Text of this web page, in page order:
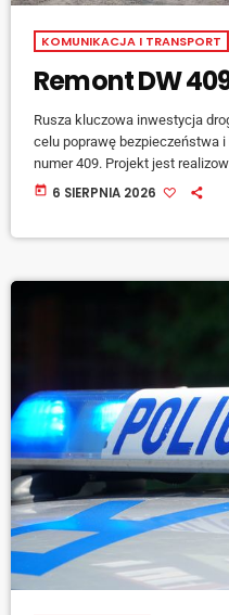
KOMUNIKACJA I TRANSPORT
Remont DW
Rusza kluczowa inwestycja
celu poprawę bezpieczeństwa
numer 409. Projekt jest
samorządu województwa
today 6 SIERPNIA 2026